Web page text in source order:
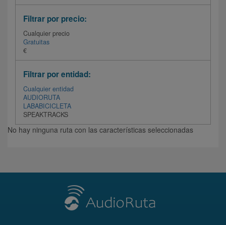
Filtrar por precio:
Cualquier precio
Gratuitas
€
Filtrar por entidad:
Cualquier entidad
AUDIORUTA
LABABICICLETA
SPEAKTRACKS
No hay ninguna ruta con las características seleccionadas